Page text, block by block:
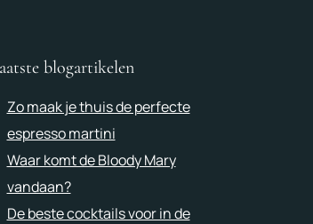
blogartikelen
Zo maak je thuis de perfecte
espresso martini
Waar komt de Bloody Mary
vandaan?
De beste cocktails voor in de